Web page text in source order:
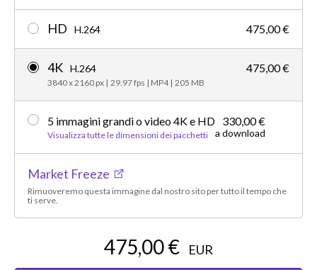
HD H.264 475,00 €
4K H.264
3840 x 2160 px | 29.97 fps | MP4 | 205 MB
475,00 €
5 immagini grandi o video 4K e HD
Visualizza tutte le dimensioni dei pacchetti
330,00 €
a download
Market Freeze
Rimuoveremo questa immagine dal nostro sito per tutto il tempo che
ti serve.
475,00 € EUR